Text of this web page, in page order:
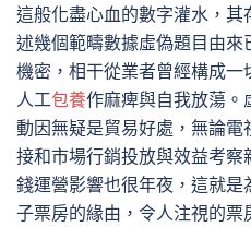
這般化盡心血的數字灌水，
述幾個範疇數據虛偽題目由
機密，相干從業者曾經構成
人工包養作麻痺與自我放蕩。
動因無疑是貿易好處，無論
接和市場行銷投放與效益考察
錢運營影響也很年夜，這就是
子票房的緣由，令人注視的